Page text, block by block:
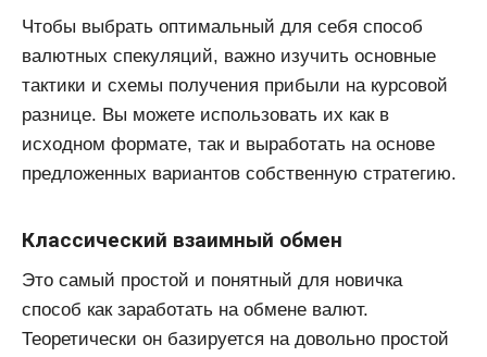
Чтобы выбрать оптимальный для себя способ
валютных спекуляций, важно изучить основные
тактики и схемы получения прибыли на курсовой
разнице. Вы можете использовать их как в
исходном формате, так и выработать на основе
предложенных вариантов собственную стратегию.
Классический взаимный обмен
Это самый простой и понятный для новичка
способ как заработать на обмене валют.
Теоретически он базируется на довольно простой